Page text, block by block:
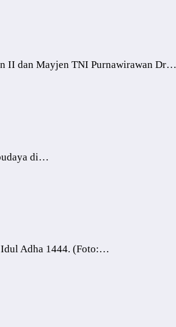
II dan Mayjen TNI Purnawirawan Dr…
di…
Idul Adha 1444. (Foto:…